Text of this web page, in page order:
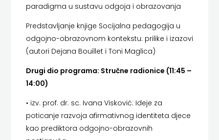
Hrvatska
sveučilišna
naklada
ROZIĆ
paradigma u sustavu odgoja i obrazovanja
Predstavljanje knjige Socijalna pedagogija u
odgojno-obrazovnom kontekstu: prilike i izazovi
(autori Dejana Bouillet i Toni Maglica)
Drugi dio programa: Stručne radionice (11:45 –
14:00)
• izv. prof. dr. sc. Ivana Visković: Ideje za
poticanje razvoja afirmativnog identiteta djece
kao prediktora odgojno-obrazovnih